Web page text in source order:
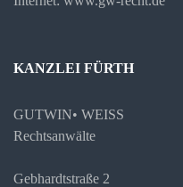
KANZLEI FÜRTH
GUTWIN• WEISS
Rechtsanwälte
Gebhardtstraße 2